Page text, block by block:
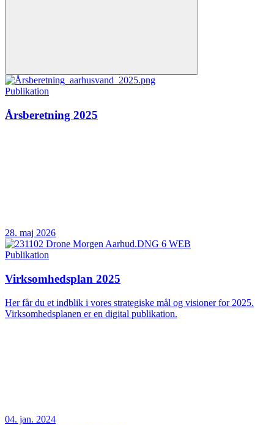
Publikation
Årsberetning 2025
28. maj 2026
Publikation
Virksomhedsplan 2025
Her får du et indblik i vores strategiske mål og visioner for 2025.
Virksomhedsplanen er en digital publikation.
04. jan. 2024